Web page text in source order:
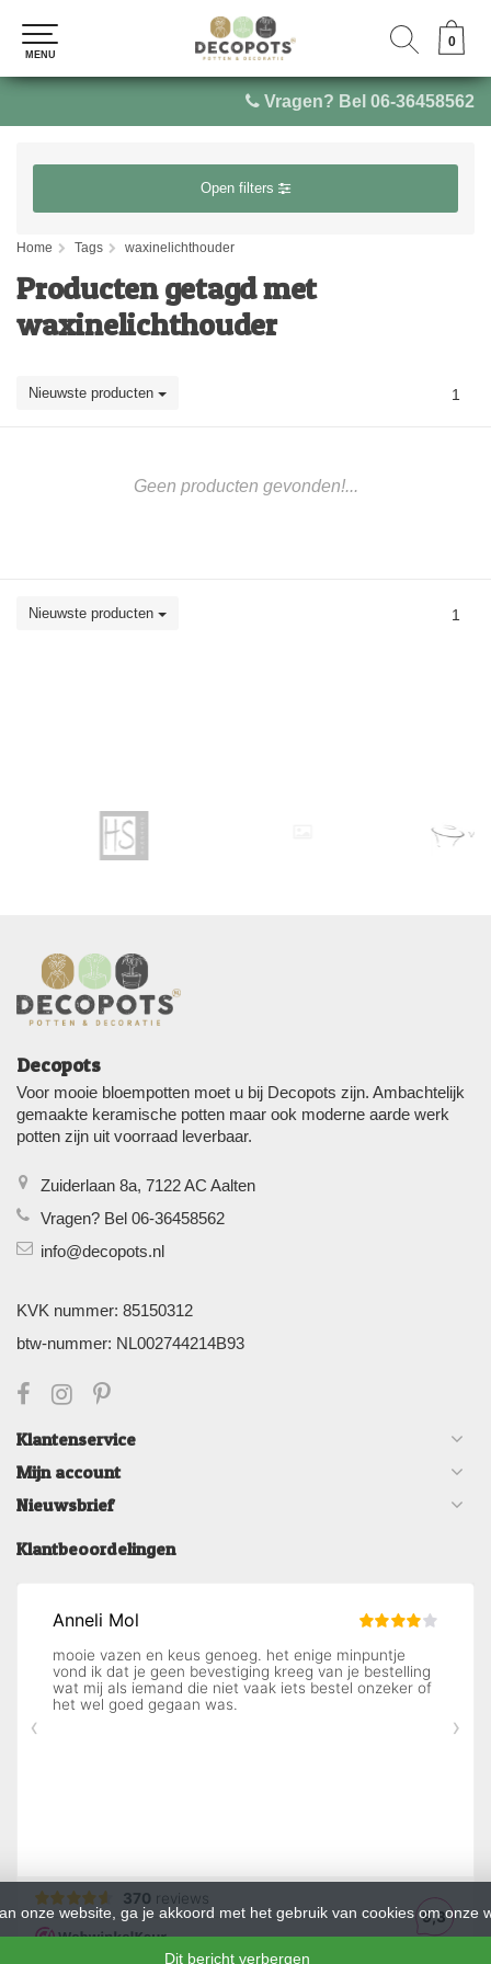
Vragen? Bel 06-36458562
0
MENU
0
MENU
Open filters
Home Tags waxinelichthouder
Producten getagd met
waxinelichthouder
Nieuwste producten 1
Geen producten gevonden!...
Nieuwste producten 1
Decopots
Voor mooie bloempotten moet u bij Decopots zijn. Ambachtelijk
gemaakte keramische potten maar ook moderne aarde werk
potten zijn uit voorraad leverbaar.
Zuiderlaan 8a, 7122 AC Aalten
Vragen? Bel 06-36458562
info@decopots.nl
KVK nummer: 85150312
btw-nummer: NL002744214B93
Klantenservice
Mijn account
Nieuwsbrief
Klantbeoordelingen
onze website, ga je akkoord met het gebruik van cookies om onze
Dit bericht verbergen